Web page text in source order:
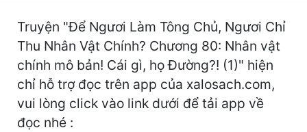
Khoa Huyễn
Khoa Huyễn Không Gian
Kinh Dị
Kiếm Hiệp
Truyện "Để Ngươi Làm Tông Chủ, Ngươi Chỉ
Thu Nhân Vật Chính? Chương 80: Nhân vật
chính mô bản! Cái gì, họ Đường?! (1)" hiện
chỉ hỗ trợ đọc trên app của xalosach.com,
vui lòng click vào link dưới để tải app về
đọc nhé :